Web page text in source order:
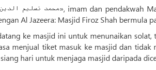
Al Jazeera: Masjid Firoz Shah bermula
ke masjid ini untuk menunaikan
menjual tiket masuk ke masjid dan tidak
hari untuk menjaga masjid daripada